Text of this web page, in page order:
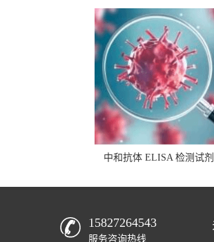
中和抗体 ELISA 检测试
15827264543
服务咨询热线